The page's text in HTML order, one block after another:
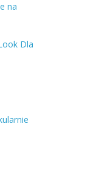
na
Dla